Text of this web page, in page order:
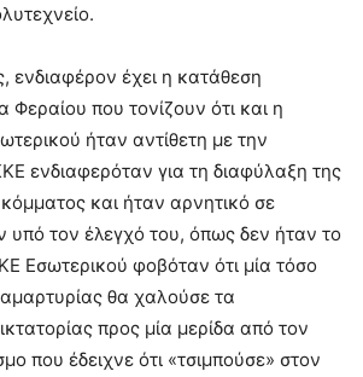
έχει η κατάθεση
που τονίζουν ότι και η
ήταν αντίθετη με την
ενδιαφερόταν για τη διαφύλαξη της
και ήταν αρνητικό σε
υπό τον έλεγχό του, όπως δεν ήταν το
Εσωτερικού φοβόταν ότι μία τόσο
θα χαλούσε τα
προς μία μερίδα από τον
που έδειχνε ότι «τσιμπούσε» στον